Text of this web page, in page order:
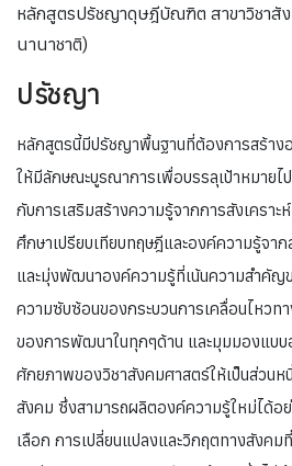
หลักสูตรปรัชญาดุษฎีบัณฑิต สาขาวิชาสั
นานาชาติ)
ปรัชญา
หลักสูตรนี้มีปรัชญาพื้นฐานที่ต้องการสร้าง
ให้มีลักษณะบูรณาการเพื่อบรรลุเป้าหมาย
กับการเสริมสร้างความรู้จากการสังเคราะ
ศึกษาเปรียบเทียบทฤษฎีและองค์ความรู้จาก
และมุ่งพัฒนาองค์ความรู้ที่เน้นความสำคัญ
ความซับซ้อนของกระบวนการเคลื่อนไหวท
ของการพัฒนาในทุกๆด้าน และมุมมองแบ
ศักยภาพของวิชาสังคมศาสตร์ให้เป็นส่วนห
สังคม ซึ่งสามารถผลิตองค์ความรู้ใหม่ได้อ
เลือก การเปลี่ยนแปลงและวิกฤตทางสังคม